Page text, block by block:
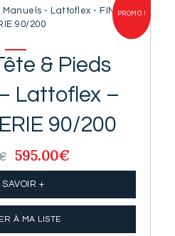
PROMO !
& Pieds
Lattoflex –
90/200
Le
prix
initial
était :
850.00€.
595.00€
prix
est :
SAVOIR +
À MA LISTE